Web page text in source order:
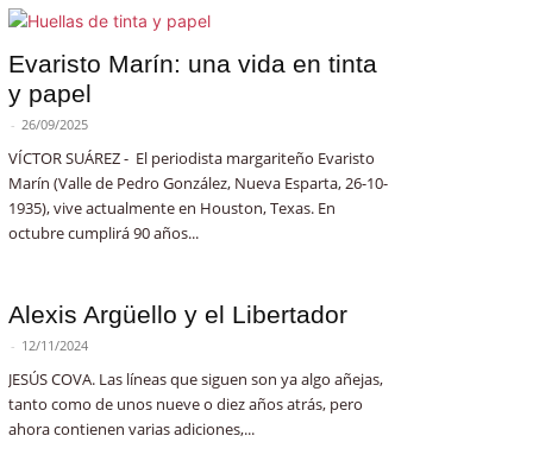
Evaristo Marín: una vida en tinta
y papel
- 26/09/2025
VÍCTOR SUÁREZ - El periodista margariteño Evaristo
Marín (Valle de Pedro González, Nueva Esparta, 26-10-
1935), vive actualmente en Houston, Texas. En
octubre cumplirá 90 años...
Alexis Argüello y el Libertador
- 12/11/2024
JESÚS COVA. Las líneas que siguen son ya algo añejas,
tanto como de unos nueve o diez años atrás, pero
ahora contienen varias adiciones,...